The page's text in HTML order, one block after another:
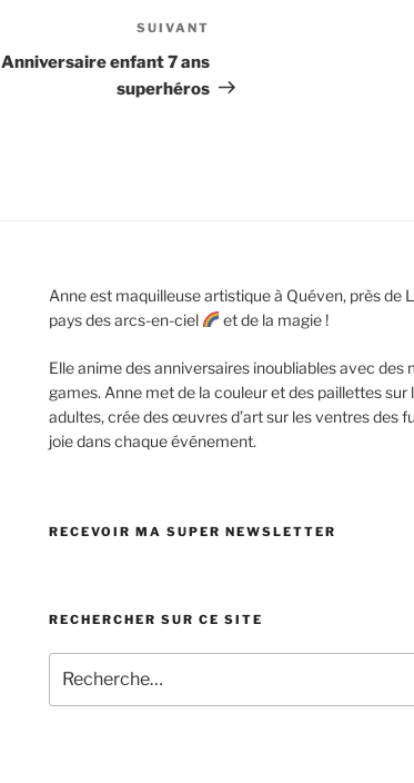
suivant
SUIVANT
Anniversaire enfant 7 ans
superhéros
Anne est maquilleuse artistique à Quéven, près de
pays des arcs-en-ciel
et de la magie !
Elle anime des anniversaires inoubliables avec des
games. Anne met de la couleur et des paillettes
adultes, crée des œuvres d’art sur les ventres des
joie dans chaque événement.
RECEVOIR MA SUPER NEWSLETTER
RECHERCHER SUR CE SITE
pour
: